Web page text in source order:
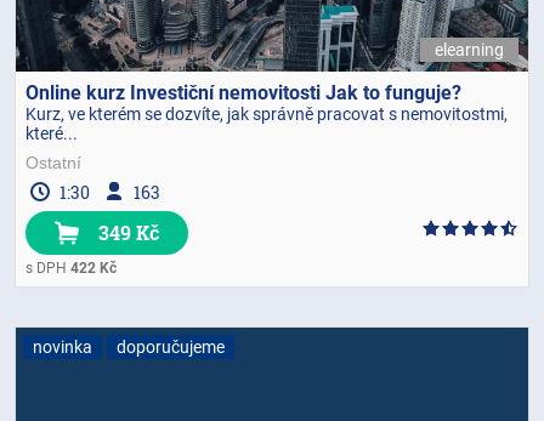
elearning
Online kurz Investiční nemovitosti Jak to funguje?
Kurz, ve kterém se dozvíte, jak správně pracovat s nemovitostmi,
které...
Ostatní
1:30 163
349 Kč
s DPH 422 Kč
novinka doporučujeme